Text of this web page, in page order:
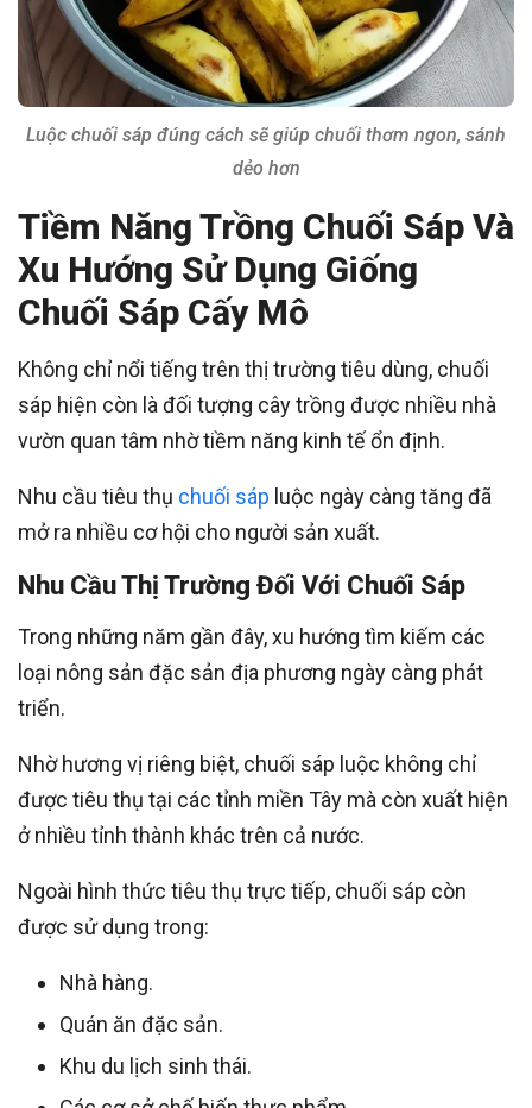
Luộc chuối sáp đúng cách sẽ giúp chuối thơm ngon, sánh
dẻo hơn
Tiềm Năng Trồng Chuối Sáp Và
Xu Hướng Sử Dụng Giống
Chuối Sáp Cấy Mô
Không chỉ nổi tiếng trên thị trường tiêu dùng, chuối
sáp hiện còn là đối tượng cây trồng được nhiều nhà
vườn quan tâm nhờ tiềm năng kinh tế ổn định.
Nhu cầu tiêu thụ chuối sáp luộc ngày càng tăng đã
mở ra nhiều cơ hội cho người sản xuất.
Nhu Cầu Thị Trường Đối Với Chuối Sáp
Trong những năm gần đây, xu hướng tìm kiếm các
loại nông sản đặc sản địa phương ngày càng phát
triển.
Nhờ hương vị riêng biệt, chuối sáp luộc không chỉ
được tiêu thụ tại các tỉnh miền Tây mà còn xuất hiện
ở nhiều tỉnh thành khác trên cả nước.
Ngoài hình thức tiêu thụ trực tiếp, chuối sáp còn
được sử dụng trong:
Nhà hàng.
Quán ăn đặc sản.
Khu du lịch sinh thái.